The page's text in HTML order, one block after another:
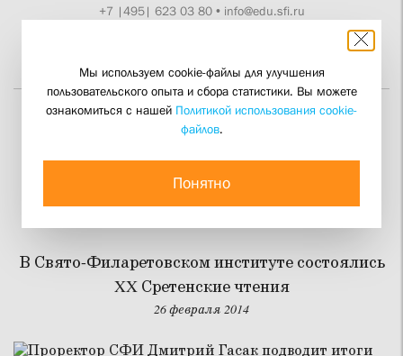
+7 |495| 623 03 80• info@edu.sfi.ru
«Друзья много за что
ругали меня, но хвалили
за ясность»
В Свято-Филаретовском институте состоялись
XX Сретенские чтения
26 февраля 2014
Мы используем cookie-файлы для улучшения
пользовательского опыта и сбора статистики. Вы можете
ознакомиться с нашей Политикой использования cookie-
файлов.
Понятно